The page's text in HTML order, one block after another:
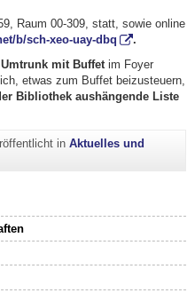
Raum 00-309, statt, sowie online
b/sch-xeo-uay-dbq
.
Umtrunk mit Buffet im Foyer
etwas zum Buffet beizusteuern,
Bibliothek aushängende Liste
in Aktuelles und